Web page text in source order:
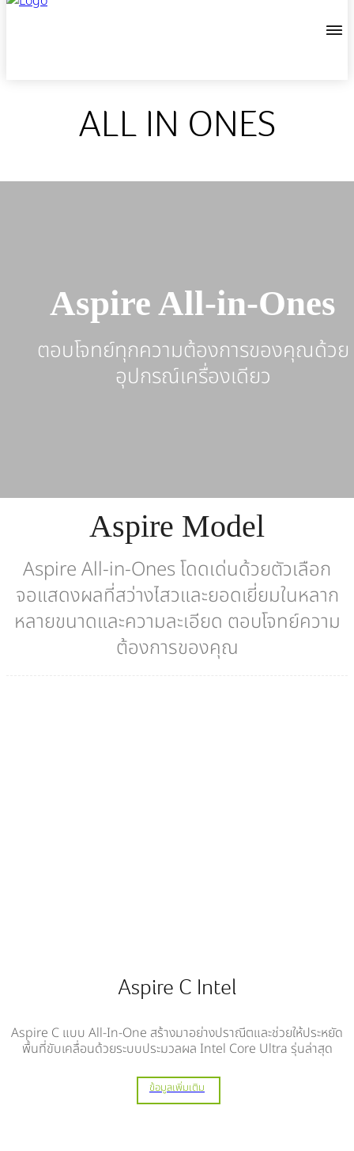
ALL IN ONES
Aspire All-in-Ones
ตอบโจทย์ทุกความต้องการของคุณด้วย
อุปกรณ์เครื่องเดียว
Aspire Model
Aspire All-in-Ones โดดเด่นด้วยตัวเลือก
จอแสดงผลที่สว่างไสวและยอดเยี่ยมในหลาก
หลายขนาดและความละเอียด ตอบโจทย์ความ
ต้องการของคุณ
Aspire C Intel
Aspire C แบบ All-In-One สร้างมาอย่างปราณีตและช่วยให้ประหยัด
พื้นที่ขับเคลื่อนด้วยระบบประมวลผล Intel Core Ultra รุ่นล่าสุด
ข้อมูลเพิ่มเติม